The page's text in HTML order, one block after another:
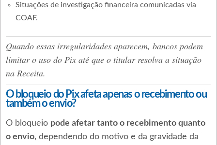
Situações de investigação financeira comunicadas via
COAF.
Quando essas irregularidades aparecem, bancos podem
limitar o uso do Pix até que o titular resolva a situação
na Receita.
O bloqueio do Pix afeta apenas o recebimento ou
também o envio?
O bloqueio pode afetar tanto o recebimento quanto
o envio, dependendo do motivo e da gravidade da